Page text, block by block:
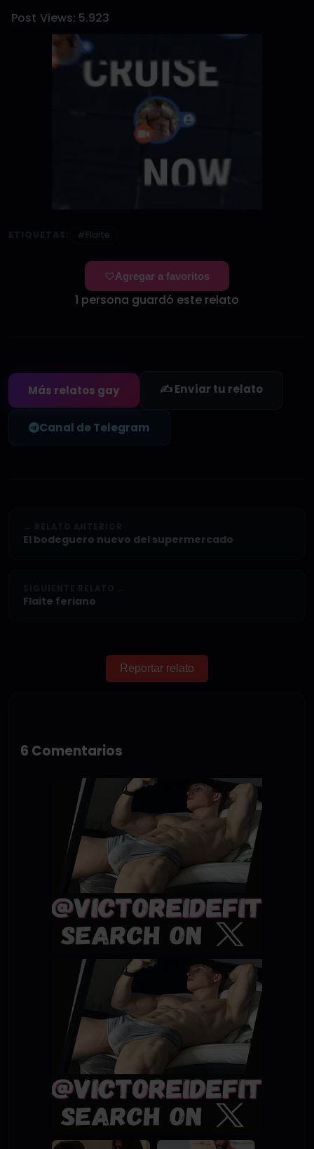
Post Views: 5.923
#Flaite
Agregar a favoritos
1 persona guardó este relato
Más relatos gay ✍️ Enviar tu relato
Canal de Telegram
El bodeguero nuevo del supermercado
Flaite feriano
Reportar relato
6 Comentarios